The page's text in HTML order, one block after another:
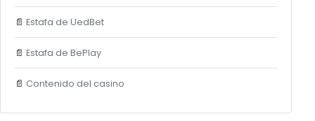
📄 Estafa de UedBet
📄 Estafa de BePlay
📄 Contenido del casino